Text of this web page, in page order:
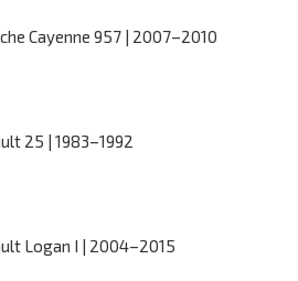
Cayenne 957 | 2007–2010
25 | 1983–1992
Logan I | 2004–2015